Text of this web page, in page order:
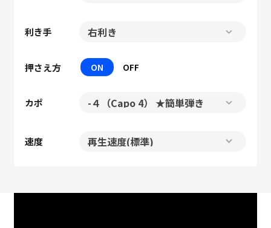
利き手
押さえ方 ON OFF
カポ
速度